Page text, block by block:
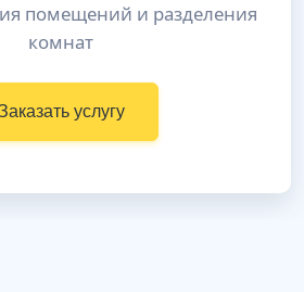
помещений и разделения
комнат
услугу